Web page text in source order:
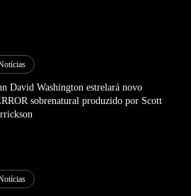
David Washington estrelará novo
sobrenatural produzido por Scott